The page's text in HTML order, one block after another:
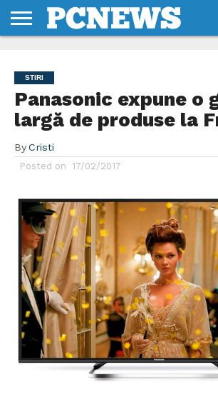
NOI
SI
CONDITII
STIRI
Panasonic expune o
largă de produse la
By Cristi
Posted on 17/02/2017